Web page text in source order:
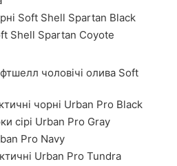
Soft Shell Spartan Black
Shell Spartan Coyote
чоловічі олива Soft
чорні Urban Pro Black
сірі Urban Pro Gray
Pro Navy
Urban Pro Tundra